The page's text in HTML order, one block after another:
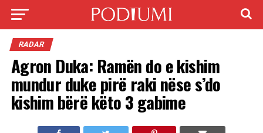
RADAR
Agron Duka: Ramën do e kishim
mundur duke pirë raki nëse s’do
kishim bërë këto 3 gabime